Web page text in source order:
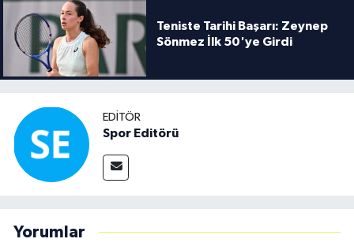
Teniste Tarihi Başarı: Zeynep
Sönmez İlk 50'ye Girdi
EDITÖR
Spor Editörü
Yorumlar